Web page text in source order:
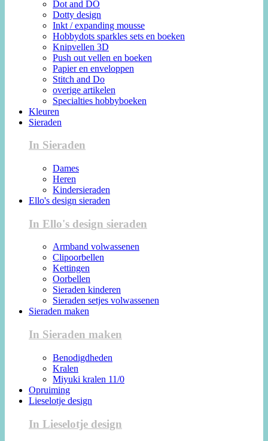
Dot and DO
Dotty design
Inkt / expanding mousse
Hobbydots sparkles sets en boeken
Knipvellen 3D
Push out vellen en boeken
Papier en enveloppen
Stitch and Do
overige artikelen
Specialties hobbyboeken
Kleuren
Sieraden
In Sieraden
Dames
Heren
Kindersieraden
Ello's design sieraden
In Ello's design sieraden
Armband volwassenen
Clipoorbellen
Kettingen
Oorbellen
Sieraden kinderen
Sieraden setjes volwassenen
Sieraden maken
In Sieraden maken
Benodigdheden
Kralen
Miyuki kralen 11/0
Opruiming
Lieselotje design
In Lieselotje design